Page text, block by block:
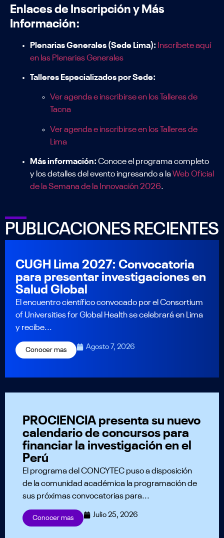
Enlaces de Inscripción y Más
Información:
Plenarias Generales (Sede Lima): Inscríbete aquí
en las Plenarias Generales
Talleres Especializados por Sede:
Ver agenda e inscribirse en los Talleres de
Tacna
Ver agenda e inscribirse en los Talleres de
Lima
Más información: Conoce el programa completo
y los detalles del evento ingresando a laWeb Oficial
de la Semana de la Innovación 2026.
PUBLICACIONES RECIENTES
CUGH Lima 2027: Convocatoria
para presentar investigaciones en
Salud Global
El encuentro científico convocado por el Consortium
of Universities for Global Health se celebrará en Lima
y recibe...
Conocer mas Agosto 7, 2026
PROCIENCIA presenta su nuevo
calendario de concursos para
financiar la investigación en el
Perú
El programa del CONCYTEC puso a disposición
de la comunidad académica la programación de
sus próximas convocatorias para...
Conocer mas Julio 25, 2026